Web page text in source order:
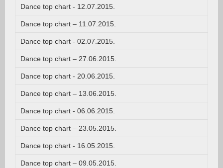
Dance top chart - 12.07.2015.
Dance top chart – 11.07.2015.
Dance top chart - 02.07.2015.
Dance top chart – 27.06.2015.
Dance top chart - 20.06.2015.
Dance top chart – 13.06.2015.
Dance top chart - 06.06.2015.
Dance top chart – 23.05.2015.
Dance top chart - 16.05.2015.
Dance top chart – 09.05.2015.